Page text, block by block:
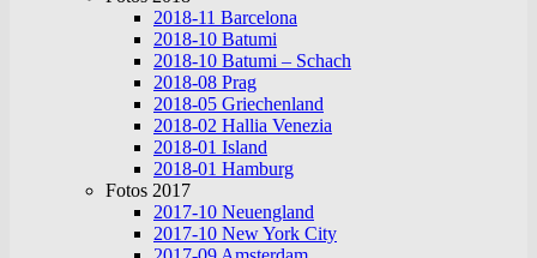
2018-11 Barcelona
2018-10 Batumi
2018-10 Batumi – Schach
2018-08 Prag
2018-05 Griechenland
2018-02 Hallia Venezia
2018-01 Island
2018-01 Hamburg
Fotos 2017
2017-10 Neuengland
2017-10 New York City